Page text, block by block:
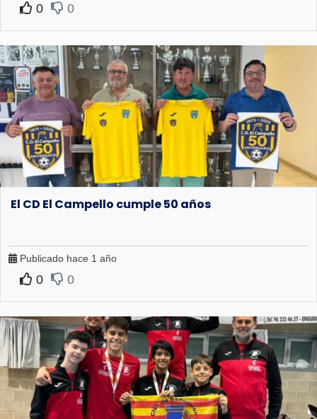
0 0
El CD El Campello cumple 50 años
Publicado hace 1 año
0 0